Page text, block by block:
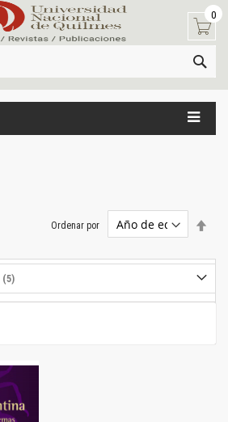
0
Ordenar por